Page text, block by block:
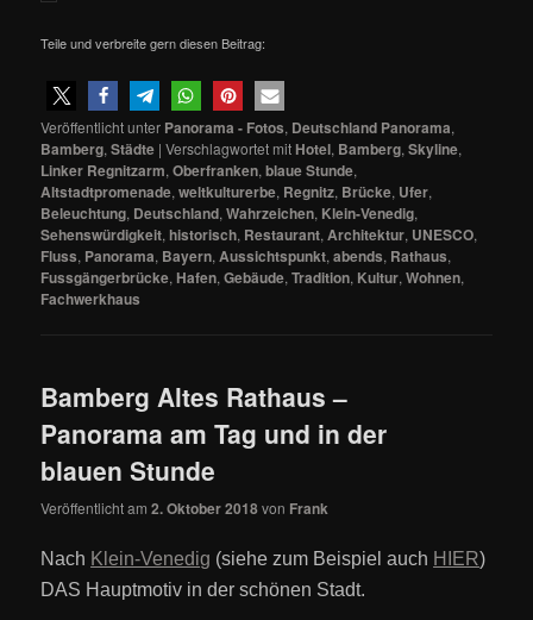
Teile und verbreite gern diesen Beitrag:
Veröffentlicht unter Panorama - Fotos, Deutschland Panorama,
Bamberg,Städte |Verschlagwortet mit Hotel, Bamberg,Skyline,
Linker Regnitzarm,Oberfranken,blaue Stunde,
Altstadtpromenade,weltkulturerbe, Regnitz, Brücke, Ufer,
Beleuchtung, Deutschland,Wahrzeichen, Klein-Venedig,
Sehenswürdigkeit,historisch, Restaurant, Architektur, UNESCO,
Fluss, Panorama, Bayern, Aussichtspunkt,abends, Rathaus,
Fussgängerbrücke, Hafen,Gebäude,Tradition, Kultur,Wohnen,
Fachwerkhaus
Bamberg Altes Rathaus –
Panorama am Tag und in der
blauen Stunde
Veröffentlicht am2. Oktober 2018von Frank
Nach Klein-Venedig (siehe zum Beispiel auch HIER)
DAS Hauptmotiv in der schönen Stadt.